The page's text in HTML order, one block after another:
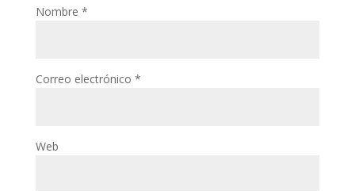
Nombre *
Correo electrónico *
Web